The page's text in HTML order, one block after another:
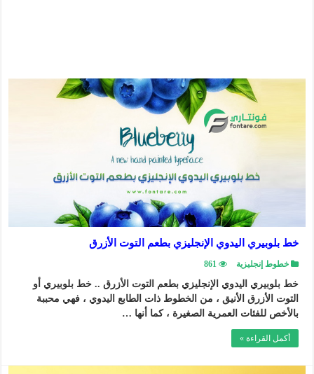
خط بلوبيري اليدوي الإنجليزي بطعم التوت الأزرق
خطوط إنجليزية 861
خط بلوبيري اليدوي الإنجليزي بطعم التوت الأزرق .. خط بلوبيري أو
التوت الأزرق الأنيق ، من الخطوط ذات الطابع اليدوي ، فهي محببة
بالأخص للفئات العمرية الصغيرة ، كما أنها …
أكمل القراءة »